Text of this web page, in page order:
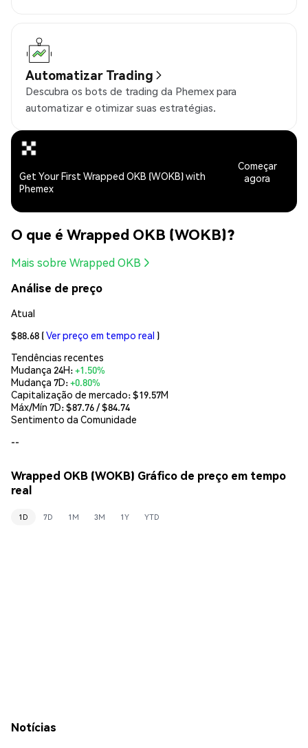
Automatizar Trading
Descubra os bots de trading da Phemex para
automatizar e otimizar suas estratégias.
Get Your First Wrapped OKB (WOKB) with
Phemex
Começar
agora
O que é Wrapped OKB (WOKB)?
Mais sobre Wrapped OKB
Análise de preço
Atual
$88.68 (Ver preço em tempo real )
Tendências recentes
Mudança 24H:+1.50%
Mudança 7D:+0.80%
Capitalização de mercado:$19.57M
Máx/Mín 7D: $87.76/ $84.74
Sentimento da Comunidade
--
Wrapped OKB (WOKB) Gráfico de preço em tempo
real
1D 7D 1M 3M 1Y YTD
Notícias